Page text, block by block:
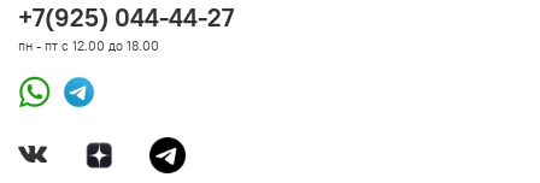
+7(925) 044-44-27
пн - пт с 12.00 до 18.00